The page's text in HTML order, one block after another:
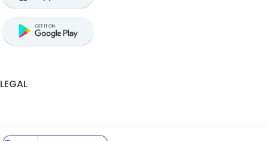
LEGAL